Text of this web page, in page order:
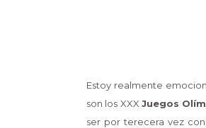
Estoy realmente
son los XXX Juegos
ser por terecera vez